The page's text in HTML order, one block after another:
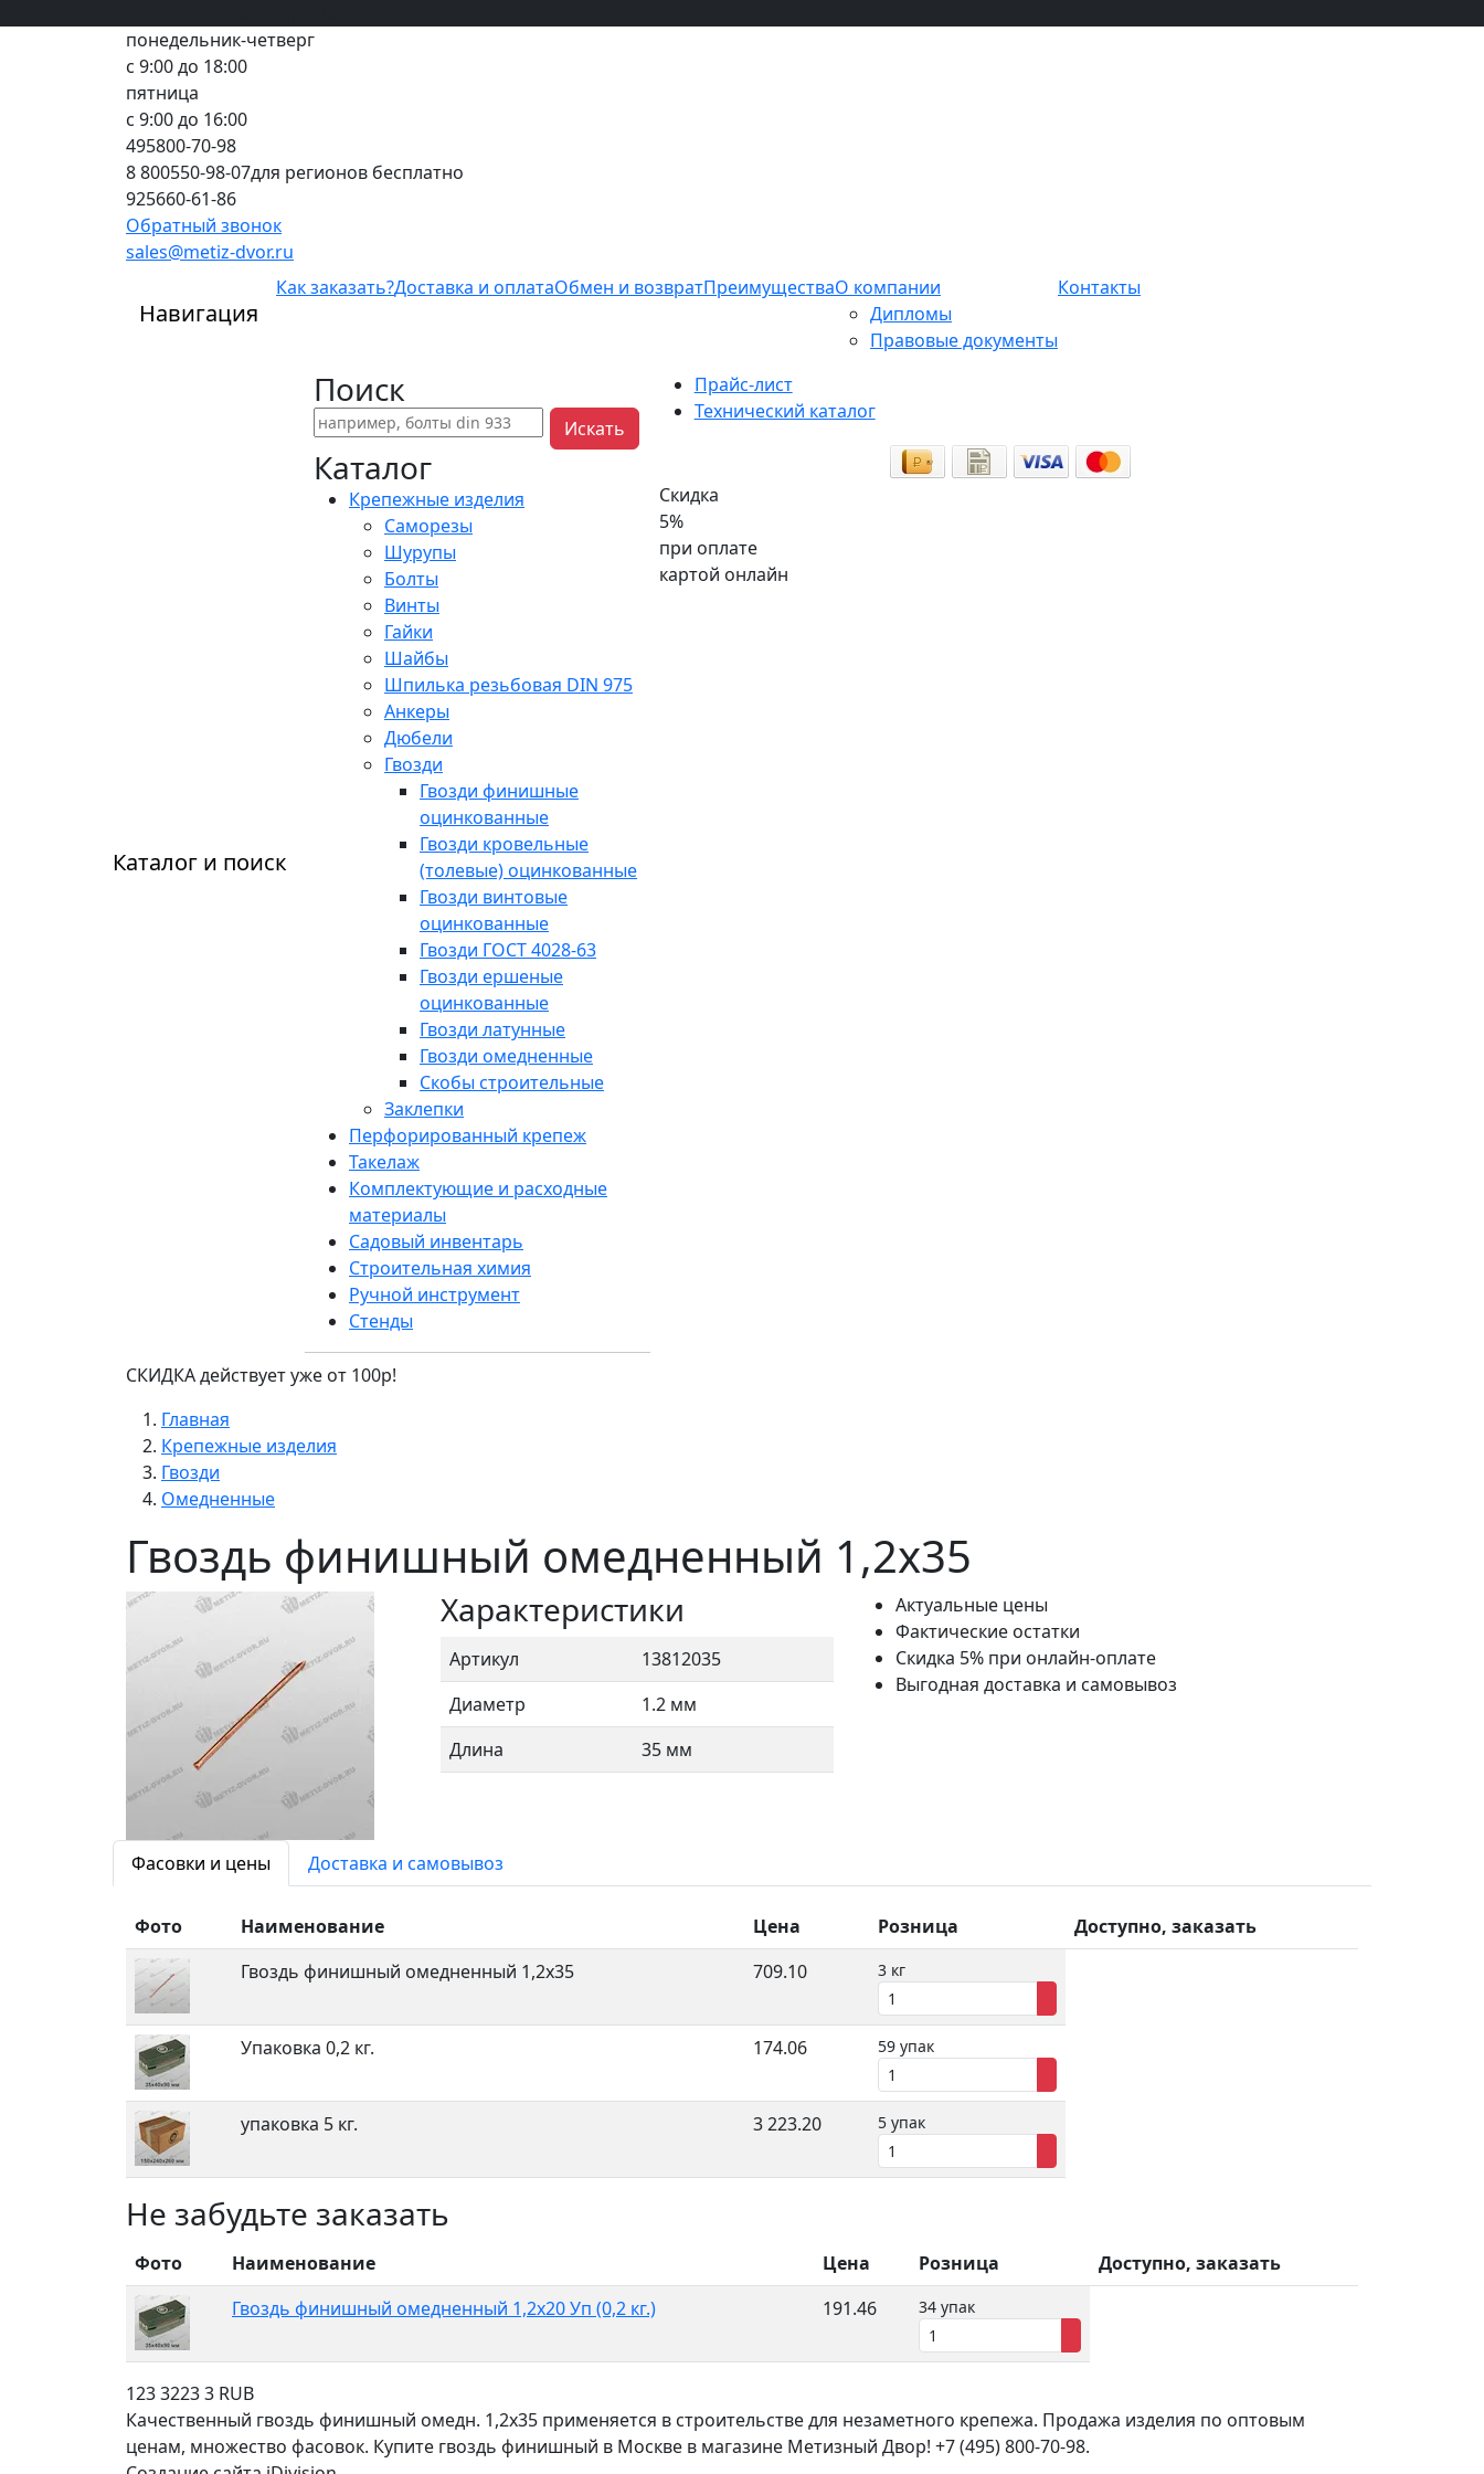
понедельник-четверг
с 9:00 до 18:00
пятница
с 9:00 до 16:00
495800-70-98
8 800550-98-07для регионов бесплатно
925660-61-86
Обратный звонок
sales@metiz-dvor.ru
Навигация
Как заказать?Доставка и оплатаОбмен и возвратПреимуществаО компании
Дипломы
Правовые документы
Контакты
Каталог и поиск
Поиск
Искать
Каталог
Крепежные изделия
Саморезы
Шурупы
Болты
Винты
Гайки
Шайбы
Шпилька резьбовая DIN 975
Анкеры
Дюбели
Гвозди
Гвозди финишные
оцинкованные
Гвозди кровельные
(толевые) оцинкованные
Гвозди винтовые
оцинкованные
Гвозди ГОСТ 4028-63
Гвозди ершеные
оцинкованные
Гвозди латунные
Гвозди омедненные
Скобы строительные
Заклепки
Перфорированный крепеж
Такелаж
Комплектующие и расходные
материалы
Садовый инвентарь
Строительная химия
Ручной инструмент
Стенды
Прайс-лист
Технический каталог
Скидка
5%
при оплате
картой онлайн
СКИДКА действует уже от 100р!
Главная
Крепежные изделия
Гвозди
Омедненные
Гвоздь финишный омедненный 1,2x35
Характеристики
Артикул
13812035
Диаметр
1.2 мм
Длина
35 мм
Актуальные цены
Фактические остатки
Скидка 5% при онлайн-оплате
Выгодная доставка и самовывоз
Фасовки и цены Доставка и самовывоз
Фото Наименование Цена Розница
Доступно, заказать
Гвоздь финишный омедненный 1,2x35
709.10 3 кг
Упаковка 0,2 кг. 174.06 59 упак
упаковка 5 кг. 3 223.20 5 упак
Не забудьте заказать
Фото Наименование Цена Розница
Доступно, заказать
Гвоздь финишный омедненный 1,2x20 Уп (0,2 кг.)
191.46 34 упак
12332233 RUB
Качественный гвоздь финишный омедн. 1,2x35 применяется в строительстве для незаметного крепежа. Продажа изделия по оптовым
ценам, множество фасовок. Купите гвоздь финишный в Москве в магазине Метизный Двор! +7 (495) 800-70-98.